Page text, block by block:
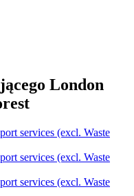
London
services (excl. Waste
services (excl. Waste
services (excl. Waste